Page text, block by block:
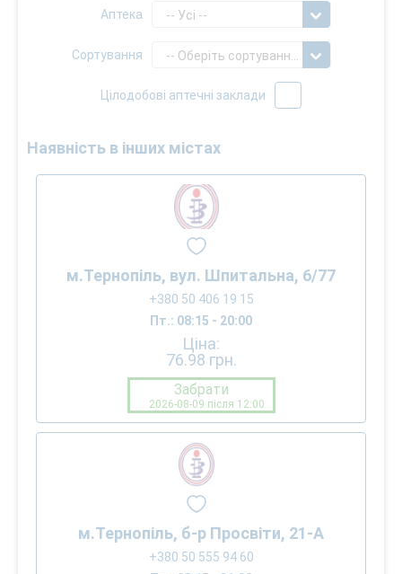
Аптека -- Усі --
Сортування
Цілодобові аптечні заклади
Наявність в інших містах
м.Тернопіль, вул. Шпитальна, 6/77
+380 50 406 19 15
Пт.: 08:15 - 20:00
Ціна:
76.98 грн.
Забрати
2026-08-09 після 12:00
м.Тернопіль, б-р Просвіти, 21-А
+380 50 555 94 60